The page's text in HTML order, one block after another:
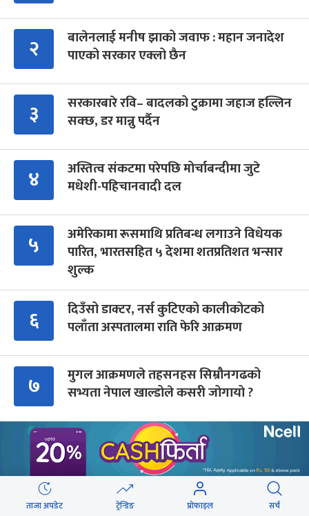
२
बालेनलाई मनीष झाको जवाफ : महान जनादेश
पाएको सरकार एक्लो छैन
३
सरकारबारे रवि– बादलको टुक्रामा जहाज हल्लिन
सक्छ, डर मान्नु पर्दैन
४
अस्तित्व संकटमा परेपछि मोर्चाबन्दीमा जुटे
मधेशी-पहिचानवादी दल
५
अमेरिकामा रूसमाथि प्रतिबन्ध लगाउने विधेयक
पारित, भारतसहित ५ देशमा शतप्रतिशत भन्सार
शुल्क
६
दिउँसो डाक्टर, नर्स कुटिएको कालीकोटको
पलाँता अस्पतालमा राति फेरि आक्रमण
७
मुगल आक्रमणले तहसनहस सिम्रौनगढको
सभ्यता नेपाल खाल्डोले कसरी जोगायो ?
८
रास्वपाको स्पष्ट लाइन छ, निजी क्षेत्रमा कतिबेला
थुन्ला भन्ने त्रास हुन दिन हुँदैन : रवि लामिछाने
उहिलेको ‘बर्दीबास चोक’ अहिले मधेशकै
ताजा अपडेट ट्रेन्डिङ प्रोफाइल सर्च